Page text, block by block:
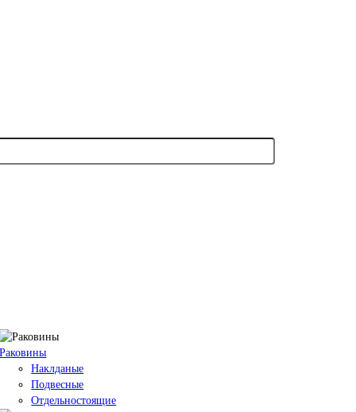
Раковины
Наклданые
Подвесные
Отдельностоящие